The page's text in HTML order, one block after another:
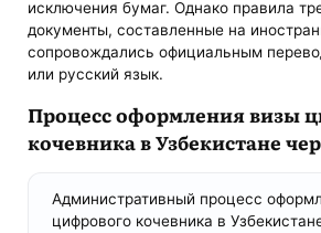
исключения бумаг. Однако правила
документы, составленные на
сопровождались официальным
или русский язык.
Процесс оформления визы
кочевника в Узбекистане
Административный процесс
цифрового кочевника в